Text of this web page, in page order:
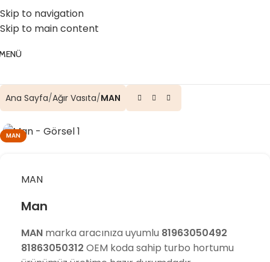
Skip to navigation
Skip to main content
☎️ 0 (224) 504 74 45
Ana Sayfa Ağır Vasıta MAN
MAN
MAN
Man
MAN marka aracınıza uyumlu 81963050492
81863050312 OEM koda sahip turbo hortumu